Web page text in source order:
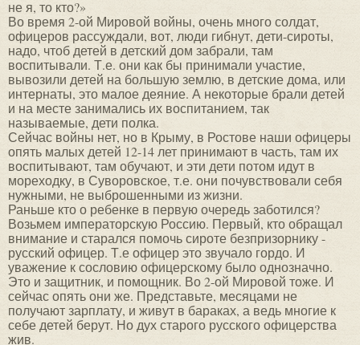
не я, то кто?»
Во время 2-ой Мировой войны, очень много солдат,
офицеров рассуждали, вот, люди гибнут, дети-сироты,
надо, чтоб детей в детский дом забрали, там
воспитывали. Т.е. они как бы принимали участие,
вывозили детей на большую землю, в детские дома, или
интернаты, это малое деяние. А некоторые брали детей
и на месте занимались их воспитанием, так
называемые, дети полка.
Сейчас войны нет, но в Крыму, в Ростове наши офицеры
опять малых детей 12-14 лет принимают в часть, там их
воспитывают, там обучают, и эти дети потом идут в
мореходку, в Суворовское, т.е. они почувствовали себя
нужными, не выброшенными из жизни.
Раньше кто о ребенке в первую очередь заботился?
Возьмем императорскую Россию. Первый, кто обращал
внимание и старался помочь сироте безпризорнику -
русский офицер. Т.е офицер это звучало гордо. И
уважение к сословию офицерскому было однозначно.
Это и защитник, и помощник. Во 2-ой Мировой тоже. И
сейчас опять они же. Представьте, месяцами не
получают зарплату, и живут в бараках, а ведь многие к
себе детей берут. Но дух старого русского офицерства
жив.